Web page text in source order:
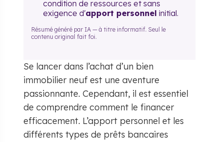
condition de ressources et sans
exigence d'apport personnel initial.
Résumé généré par IA — à titre informatif. Seul le
contenu original fait foi.
Se lancer dans l’achat d’un bien
immobilier neuf est une aventure
passionnante. Cependant, il est essentiel
de comprendre comment le financer
efficacement. L’apport personnel et les
différents types de prêts bancaires